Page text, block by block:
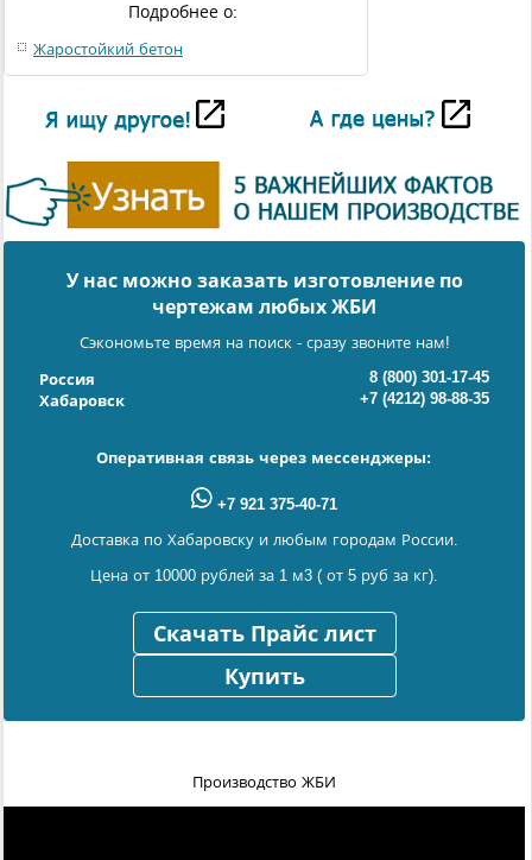
Подробнее о:
Жаростойкий бетон
У нас можно заказать изготовление по
чертежам любых ЖБИ
Сэкономьте время на поиск - сразу звоните нам!
Россия
8 (800) 301-17-45
Хабаровск
+7 (4212) 98-88-35
Оперативная связь через мессенджеры:
+7 921 375-40-71
Доставка по Хабаровску и любым городам России.
Цена от 10000 рублей за 1 м3 ( от 5 руб за кг).
Скачать Прайс лист
Купить
Производство ЖБИ